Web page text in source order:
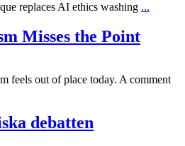
replaces AI ethics washing ...
Misses the Point
feels out of place today. A comment
debatten